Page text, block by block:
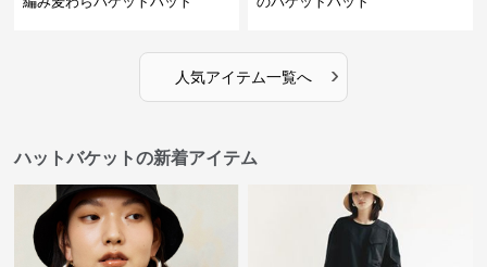
人気アイテム一覧へ ›
ハットバケットの新着アイテム